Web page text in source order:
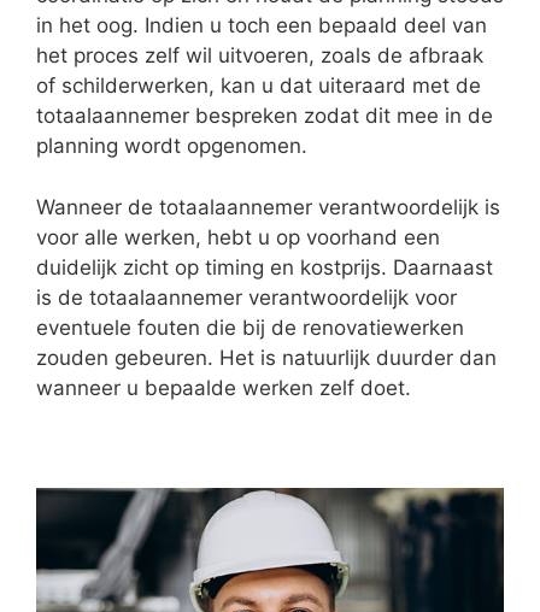
in het oog. Indien u toch een bepaald deel van
het proces zelf wil uitvoeren, zoals de afbraak
of schilderwerken, kan u dat uiteraard met de
totaalaannemer bespreken zodat dit mee in de
planning wordt opgenomen.
Wanneer de totaalaannemer verantwoordelijk is
voor alle werken, hebt u op voorhand een
duidelijk zicht op timing en kostprijs. Daarnaast
is de totaalaannemer verantwoordelijk voor
eventuele fouten die bij de renovatiewerken
zouden gebeuren. Het is natuurlijk duurder dan
wanneer u bepaalde werken zelf doet.